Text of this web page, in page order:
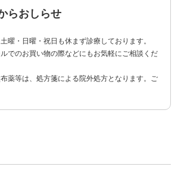
らおしらせ
曜・日曜・祝日も休まず診療しております。
でのお買い物の際などにもお気軽にご相談くだ
薬等は、処方箋による院外処方となります。ご